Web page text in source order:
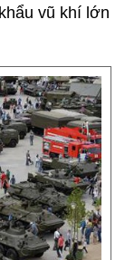
vũ khí lớn